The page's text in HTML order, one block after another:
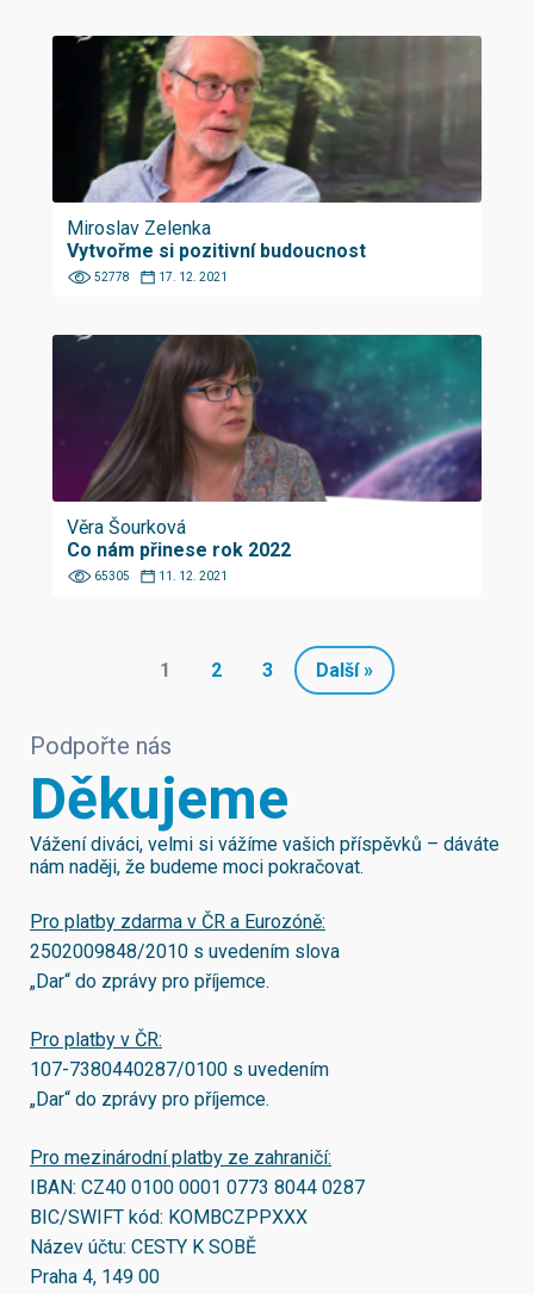
Miroslav Zelenka
Vytvořme si pozitivní budoucnost
52778 17. 12. 2021
Věra Šourková
Co nám přinese rok 2022
65305 11. 12. 2021
1 2 3 Další »
Podpořte nás
Děkujeme
Vážení diváci, velmi si vážíme vašich příspěvků – dáváte
nám naději, že budeme moci pokračovat.
Pro platby zdarma v ČR a Eurozóně:
2502009848/2010 s uvedením slova
„Dar“ do zprávy pro příjemce.
Pro platby v ČR:
107-7380440287/0100 s uvedením
„Dar“ do zprávy pro příjemce.
Pro mezinárodní platby ze zahraničí:
IBAN: CZ40 0100 0001 0773 8044 0287
BIC/SWIFT kód: KOMBCZPPXXX
Název účtu: CESTY K SOBĚ
Praha 4, 149 00